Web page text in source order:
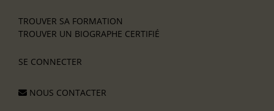
TROUVER SA FORMATION
TROUVER UN BIOGRAPHE CERTIFIÉ
SE CONNECTER
NOUS CONTACTER